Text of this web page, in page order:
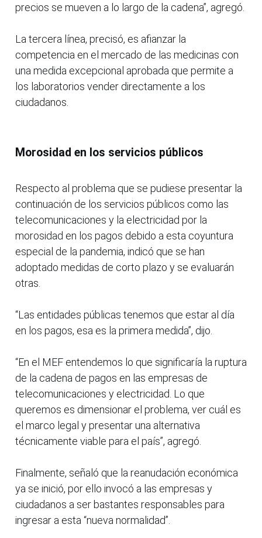
precios se mueven a lo largo de la cadena”, agregó.
La tercera línea, precisó, es afianzar la
competencia en el mercado de las medicinas con
una medida excepcional aprobada que permite a
los laboratorios vender directamente a los
ciudadanos.
Morosidad en los servicios públicos
Respecto al problema que se pudiese presentar la
continuación de los servicios públicos como las
telecomunicaciones y la electricidad por la
morosidad en los pagos debido a esta coyuntura
especial de la pandemia, indicó que se han
adoptado medidas de corto plazo y se evaluarán
otras.
“Las entidades públicas tenemos que estar al día
en los pagos, esa es la primera medida”, dijo.
“En el MEF entendemos lo que significaría la ruptura
de la cadena de pagos en las empresas de
telecomunicaciones y electricidad. Lo que
queremos es dimensionar el problema, ver cuál es
el marco legal y presentar una alternativa
técnicamente viable para el país”, agregó.
Finalmente, señaló que la reanudación económica
ya se inició, por ello invocó a las empresas y
ciudadanos a ser bastantes responsables para
ingresar a esta “nueva normalidad”.